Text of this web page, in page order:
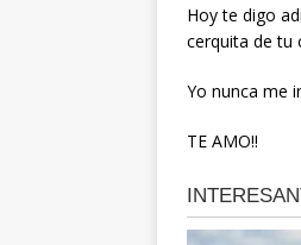
Hoy te digo
cerquita de tu
Yo nunca me
TE AMO!!